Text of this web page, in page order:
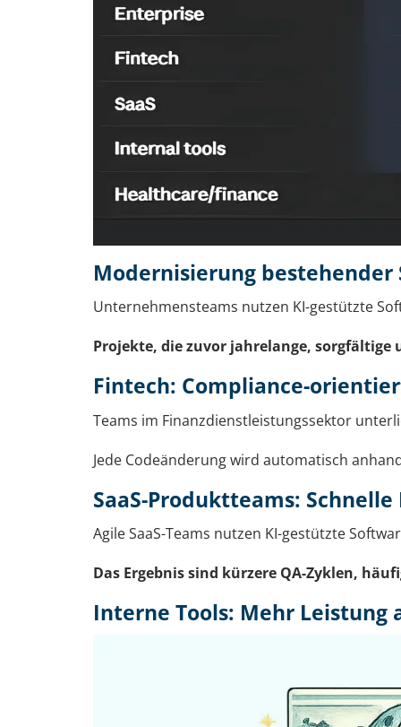
Modernisierung bestehender
Unternehmensteams nutzen KI-gestützte
Projekte, die zuvor jahrelange,
Fintech: Compliance-
Teams im Finanzdienstleistungssektor
Jede Codeänderung wird automatisch
SaaS-Produktteams: Schnelle
Agile SaaS-Teams nutzen KI-gestützte
Das Ergebnis sind kürzere QA-Zyklen,
Interne Tools: Mehr Leistung